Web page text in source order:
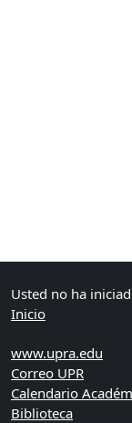
Usted no ha
Inicio
www.upra.edu
Correo UPR
Calendario
Biblioteca